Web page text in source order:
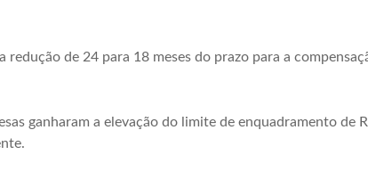
a redução de 24 para 18 meses do prazo para a
ganharam a elevação do limite de enquadramento de